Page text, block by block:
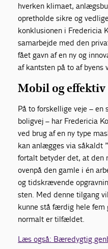
hverken klimaet,
opretholde sikre og
konklusionen i Fredericia
samarbejde med den
fået gavn af en ny og
af kantsten på to af byens
Mobil og effektiv
På to forskellige veje – en
boligvej – har Fredericia
ved brug af en ny type
kan anlægges via såkaldt
fortalt betyder det, at den
ovenpå den gamle i én
og tidskrævende
sten. Med denne tilgang
kunne stå færdig hele fem
normalt er tilfældet.
Læs også: Bæredygtig